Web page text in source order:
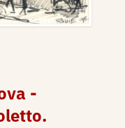
-